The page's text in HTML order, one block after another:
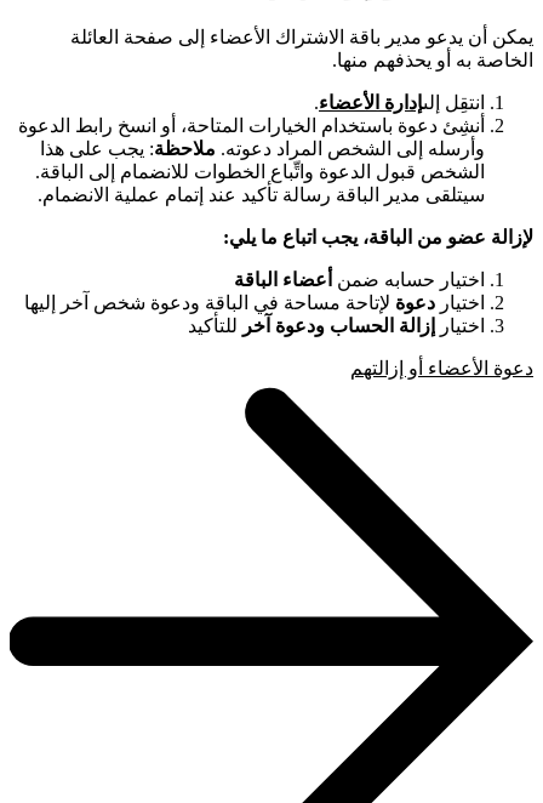
يمكن أن يدعو مدير باقة الاشتراك الأعضاء إلى صفحة العائلة
الخاصة به أو يحذفهم منها.
انتقِل إلىإدارة الأعضاء.
أنشِئ دعوة باستخدام الخيارات المتاحة، أو انسخ رابط الدعوة
وأرسله إلى الشخص المراد دعوته. ملاحظة: يجب على هذا
الشخص قبول الدعوة واتِّباع الخطوات للانضمام إلى الباقة.
سيتلقى مدير الباقة رسالة تأكيد عند إتمام عملية الانضمام.
لإزالة عضو من الباقة، يجب اتباع ما يلي:
اختيار حسابه ضمن أعضاء الباقة
اختيار دعوة لإتاحة مساحة في الباقة ودعوة شخص آخر إليها
اختيار
إزالة الحساب ودعوة آخر للتأكيد
دعوة الأعضاء أو إزالتهم